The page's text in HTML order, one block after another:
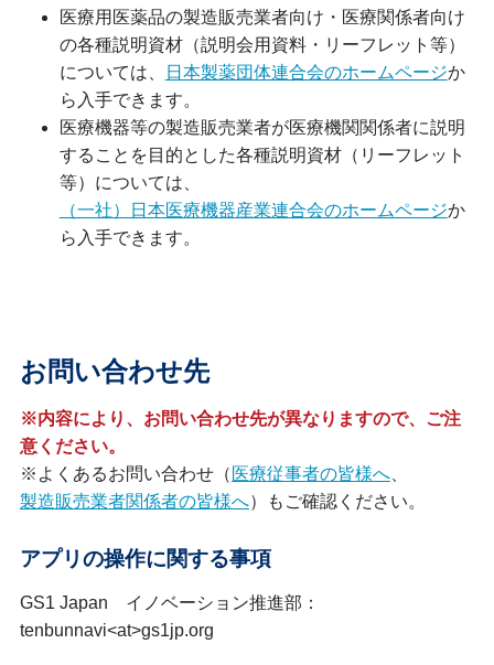
医療用医薬品の製造販売業者向け・医療関係者向け
の各種説明資材（説明会用資料・リーフレット等）
については、
日本製薬団体連合会のホームページか
ら入手できます。
医療機器等の製造販売業者が医療機関関係者に説明
することを目的とした各種説明資材（リーフレット
等）については、
（一社）日本医療機器産業連合会のホームページか
ら入手できます。
お問い合わせ先
※内容により、お問い合わせ先が異なりますので、ご注
意ください。
※よくあるお問い合わせ（ 医療従事者の皆様へ、
製造販売業者関係者の皆様へ）もご確認ください。
アプリの操作に関する事項
GS1 Japan イノベーション推進部：
tenbunnavi<at>gs1jp.org